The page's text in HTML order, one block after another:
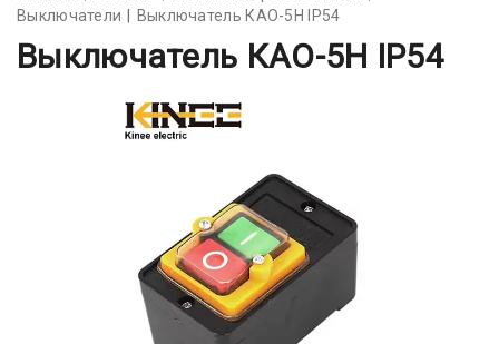
Выключатели
Выключатель КАО-5Н IP54
Выключатель КАО-5Н IP54